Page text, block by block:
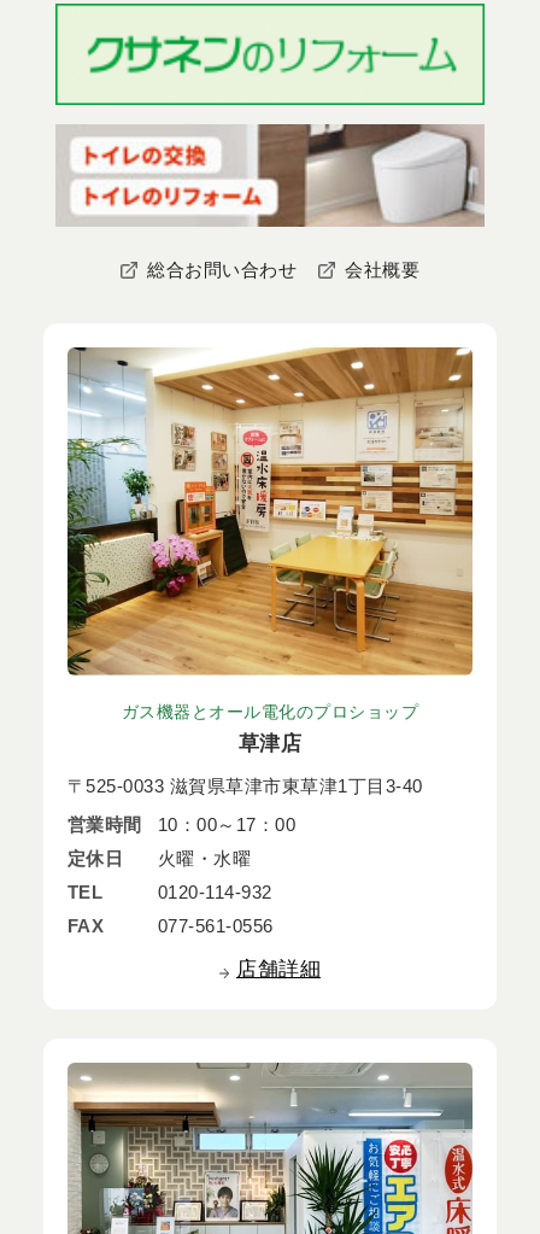
総合お問い合わせ 会社概要
ガス機器とオール電化のプロショップ
草津店
〒525-0033 滋賀県草津市東草津1丁目3-40
営業時間
10：00～17：00
定休日
火曜・水曜
TEL
0120-114-932
FAX
077-561-0556
店舗詳細